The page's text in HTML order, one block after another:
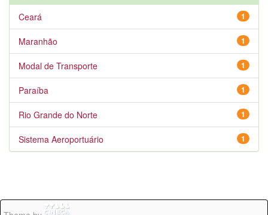
1
Ceará
1
Maranhão
1
Modal de Transporte
1
Paraíba
1
Rio Grande do Norte
1
Sistema Aeroportuário